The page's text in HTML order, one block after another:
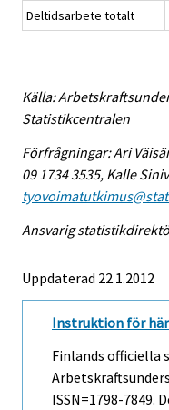
Deltidsarbete totalt
Källa:
Statistikcentralen
Förfrågningar: Ari
09 1734 3535, Kalle
Ansvarig
Uppdaterad 22.1.2012
Instruktion för
Finlands officiella
ISSN=1798-7849.